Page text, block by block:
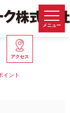
メニュー
アクセス
イント